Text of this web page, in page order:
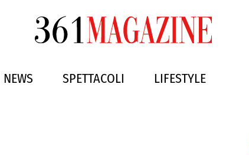
NEWS SPETTACOLI LIFESTYLE